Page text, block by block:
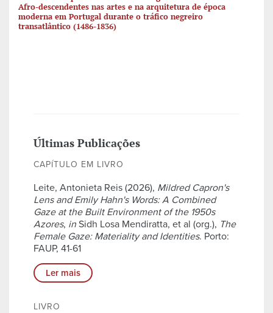
Afro-descendentes nas artes e na arquitetura de época
moderna em Portugal durante o tráfico negreiro
transatlântico (1486-1836)
Últimas Publicações
CAPÍTULO EM LIVRO
Leite, Antonieta Reis (2026), Mildred Capron's
Lens and Emily Hahn's Words: A Combined
Gaze at the Built Environment of the 1950s
Azores, in Sidh Losa Mendiratta, et al (org.), The
Female Gaze: Materiality and Identities. Porto:
FAUP, 41-61
Ler mais
LIVRO